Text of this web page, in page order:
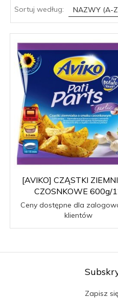
Sortuj według: sort
[AVIKO] CZĄSTKI
CZOSNKOWE 600g/
Ceny dostępne dla
klientów
Zapisz